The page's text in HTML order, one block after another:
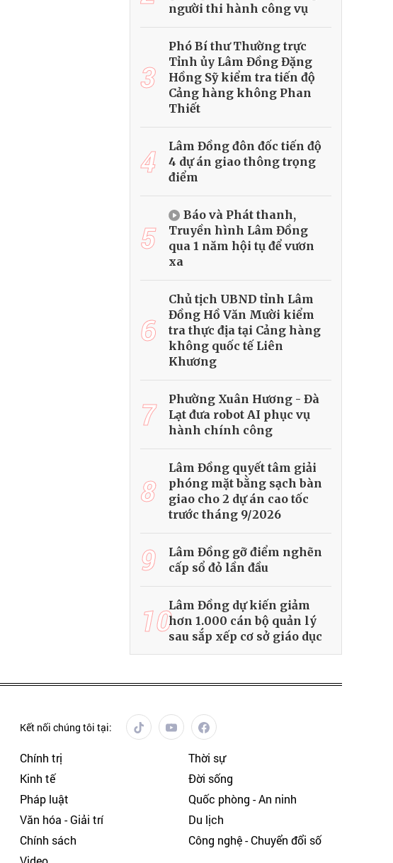
người thi hành công vụ
3
Phó Bí thư Thường trực
Tỉnh ủy Lâm Đồng Đặng
Hồng Sỹ kiểm tra tiến độ
Cảng hàng không Phan
Thiết
4
Lâm Đồng đôn đốc tiến độ
4 dự án giao thông trọng
điểm
5
Báo và Phát thanh,
Truyền hình Lâm Đồng
qua 1 năm hội tụ để vươn
xa
6
Chủ tịch UBND tỉnh Lâm
Đồng Hồ Văn Mười kiểm
tra thực địa tại Cảng hàng
không quốc tế Liên
Khương
7
Phường Xuân Hương - Đà
Lạt đưa robot AI phục vụ
hành chính công
8
Lâm Đồng quyết tâm giải
phóng mặt bằng sạch bàn
giao cho 2 dự án cao tốc
trước tháng 9/2026
9
Lâm Đồng gỡ điểm nghẽn
cấp sổ đỏ lần đầu
10Lâm Đồng dự kiến giảm
hơn 1.000 cán bộ quản lý
sau sắp xếp cơ sở giáo dục
Kết nối chúng tôi tại:
Chính trị
Thời sự
Kinh tế
Đời sống
Pháp luật
Quốc phòng - An ninh
Văn hóa - Giải trí
Du lịch
Chính sách
Công nghệ - Chuyển đổi số